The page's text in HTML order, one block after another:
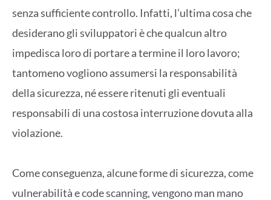
senza sufficiente controllo. Infatti, l’ultima cosa che
desiderano gli sviluppatori è che qualcun altro
impedisca loro di portare a termine il loro lavoro;
tantomeno vogliono assumersi la responsabilità
della sicurezza, né essere ritenuti gli eventuali
responsabili di una costosa interruzione dovuta alla
violazione.
Come conseguenza, alcune forme di sicurezza, come
vulnerabilità e code scanning, vengono man mano